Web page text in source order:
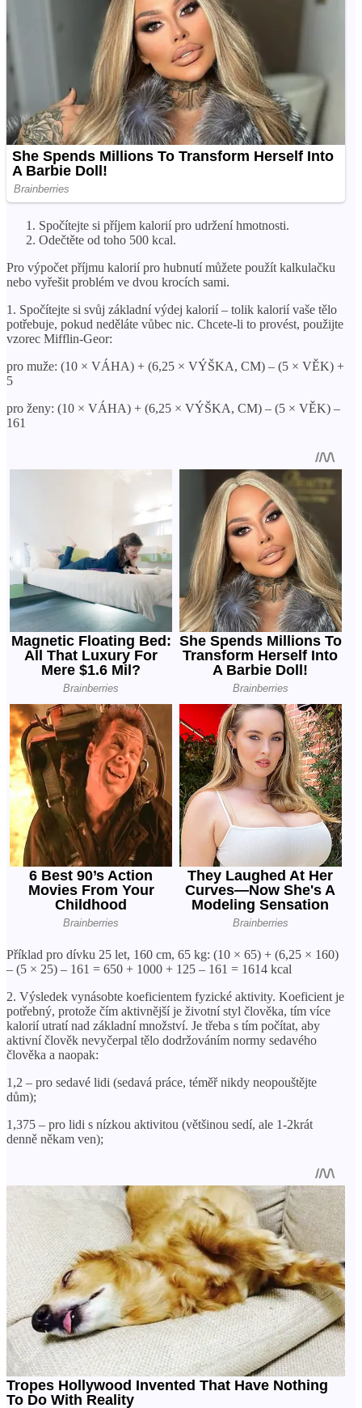
Spočítejte si příjem kalorií pro udržení hmotnosti.
Odečtěte od toho 500 kcal.
Pro výpočet příjmu kalorií pro hubnutí můžete použít kalkulačku
nebo vyřešit problém ve dvou krocích sami.
1. Spočítejte si svůj základní výdej kalorií – tolik kalorií vaše tělo
potřebuje, pokud neděláte vůbec nic. Chcete-li to provést, použijte
vzorec Mifflin-Geor:
pro muže: (10 × VÁHA) + (6,25 × VÝŠKA, CM) – (5 × VĚK) +
5
pro ženy: (10 × VÁHA) + (6,25 × VÝŠKA, CM) – (5 × VĚK) –
161
Příklad pro dívku 25 let, 160 cm, 65 kg: (10 × 65) + (6,25 × 160)
– (5 × 25) – 161 = 650 + 1000 + 125 – 161 = 1614 kcal
2. Výsledek vynásobte koeficientem fyzické aktivity. Koeficient je
potřebný, protože čím aktivnější je životní styl člověka, tím více
kalorií utratí nad základní množství. Je třeba s tím počítat, aby
aktivní člověk nevyčerpal tělo dodržováním normy sedavého
člověka a naopak:
1,2 – pro sedavé lidi (sedavá práce, téměř nikdy neopouštějte
dům);
1,375 – pro lidi s nízkou aktivitou (většinou sedí, ale 1-2krát
denně někam ven);